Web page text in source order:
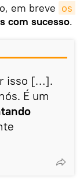
em breve os
com sucesso.
isso […].
É um